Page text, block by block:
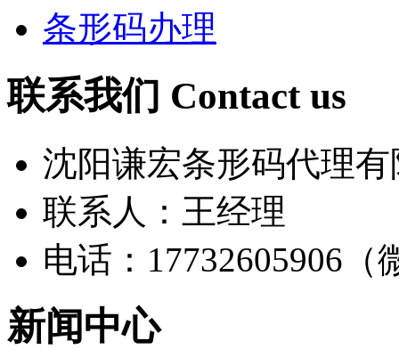
条形码办理
联系我们 Contact us
沈阳谦宏条形码代理
联系人：王经理
电话：17732605906（
新闻中心